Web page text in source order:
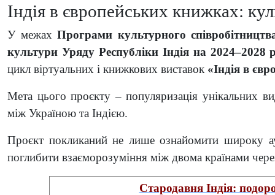
Індія в європейських книжках:
У межахПрограми культурного
культури Уряду Республіки Індія на 2024–2028
цикл віртуальних і книжкових виставок «Індія в
Мета цього проєкту – популяризація унікальних
між Україною та Індією.
Проєкт покликаний не лише ознайомити широку
поглибити взаєморозуміння між двома країнами
Стародавня Індія: